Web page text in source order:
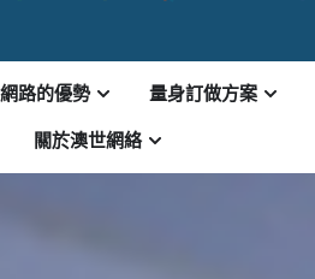
路的優勢 量身訂做方案
關於澳世網絡